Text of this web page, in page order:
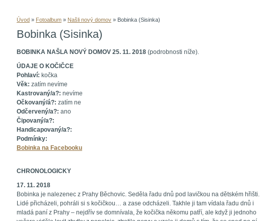
Úvod » Fotoalbum » Našli nový domov » Bobinka (Sisinka)
Bobinka (Sisinka)
BOBINKA NAŠLA NOVÝ DOMOV 25. 11. 2018 (podrobnosti níže).
ÚDAJE O KOČIČCE
Pohlaví: kočka
Věk: zatím nevíme
Kastrovaný/a?: nevíme
Očkovaný/á?: zatím ne
Odčervený/a?: ano
Čipovaný/a?:
Handicapovaný/a?:
Podmínky:
Bobinka na Facebooku
CHRONOLOGICKY
17. 11. 2018
Bobinka je nalezenec z Prahy Běchovic. Seděla řadu dnů pod lavičkou na dětském hřišti.
Lidé přicházeli, pohráli si s kočičkou… a zase odcházeli. Takhle ji tam vídala řadu dnů i
mladá paní z Prahy – nejdřív se domnívala, že kočička někomu patří, ale když ji jednoho